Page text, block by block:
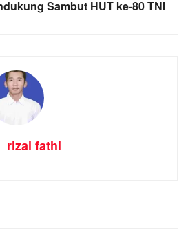
Sambut HUT ke-80 TNI
rizal fathi